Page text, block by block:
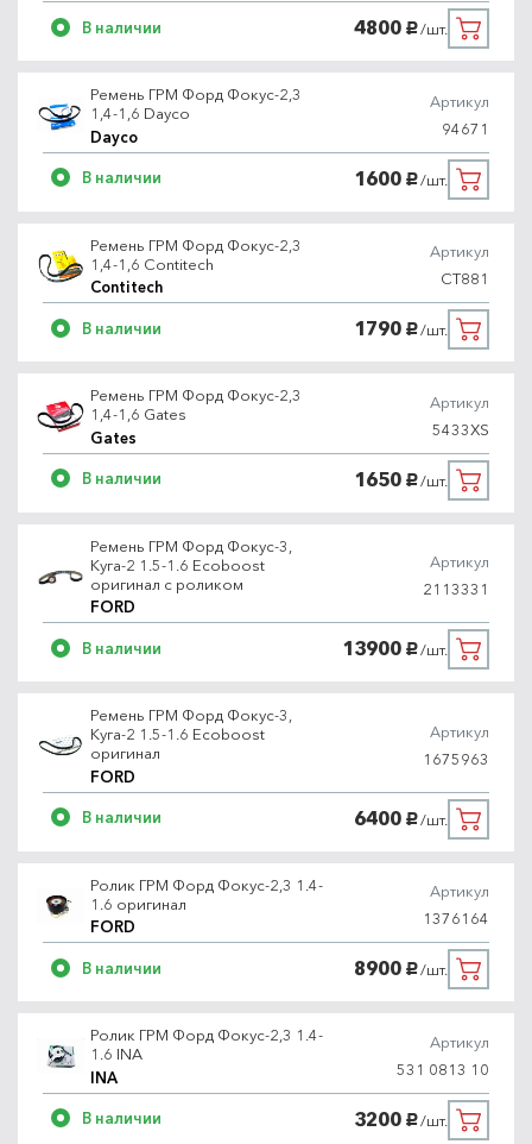
В наличии 4800 руб./шт.
Ремень ГРМ Форд Фокус-2,3
1,4-1,6 Dayco
Dayco
Артикул
94671
В наличии 1600 руб./шт.
Ремень ГРМ Форд Фокус-2,3
1,4-1,6 Contitech
Contitech
Артикул
CT881
В наличии 1790 руб./шт.
Ремень ГРМ Форд Фокус-2,3
1,4-1,6 Gates
Gates
Артикул
5433XS
В наличии 1650 руб./шт.
Ремень ГРМ Форд Фокус-3,
Куга-2 1.5-1.6 Ecoboost
оригинал с роликом
FORD
Артикул
2113331
В наличии 13900 руб./шт.
Ремень ГРМ Форд Фокус-3,
Куга-2 1.5-1.6 Ecoboost
оригинал
FORD
Артикул
1675963
В наличии 6400 руб./шт.
Ролик ГРМ Форд Фокус-2,3 1.4-
1.6 оригинал
FORD
Артикул
1376164
В наличии 8900 руб./шт.
Ролик ГРМ Форд Фокус-2,3 1.4-
1.6 INA
INA
Артикул
531 0813 10
В наличии 3200 руб./шт.